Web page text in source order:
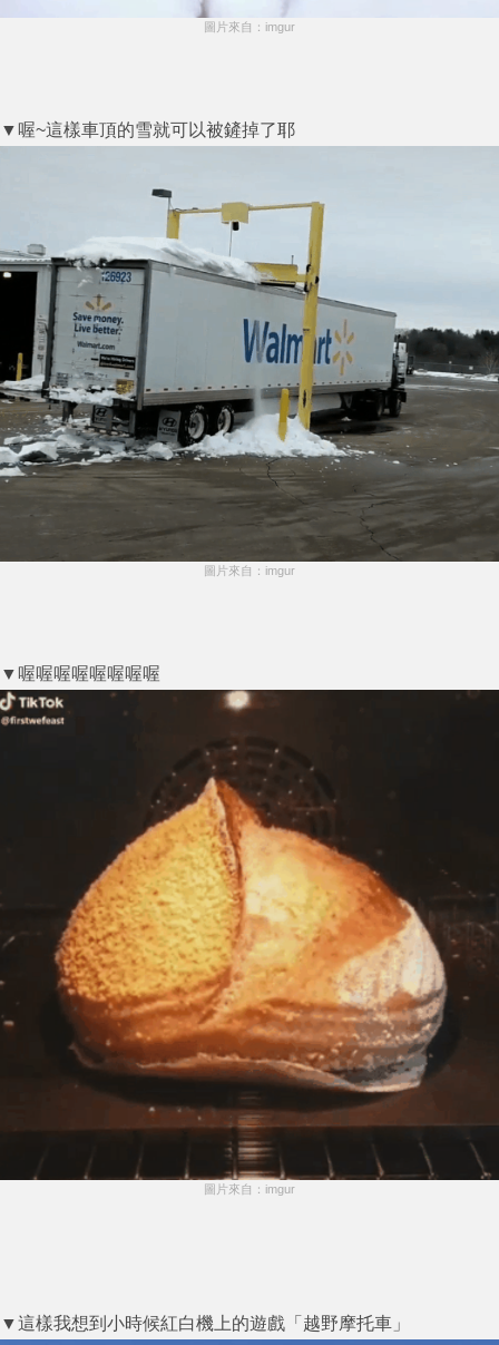
圖片來自：imgur
▼喔~這樣車頂的雪就可以被鏟掉了耶
圖片來自：imgur
▼喔喔喔喔喔喔喔喔
圖片來自：imgur
▼這樣我想到小時候紅白機上的遊戲「越野摩托車」